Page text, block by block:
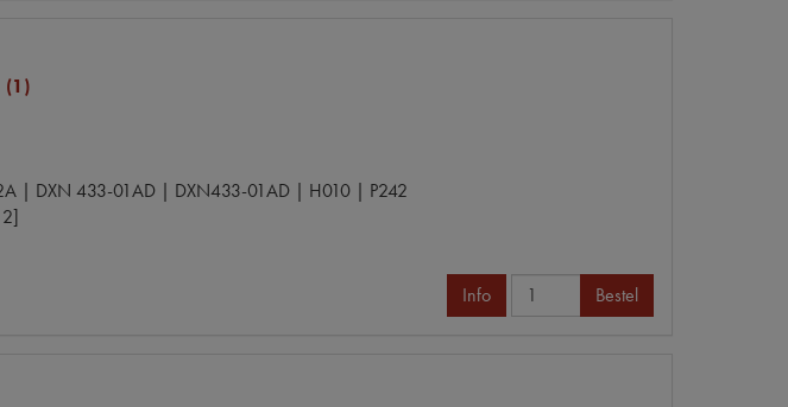
(1)
| DXN 433-01AD | DXN433-01AD | H010 | P242
Info
Bestel